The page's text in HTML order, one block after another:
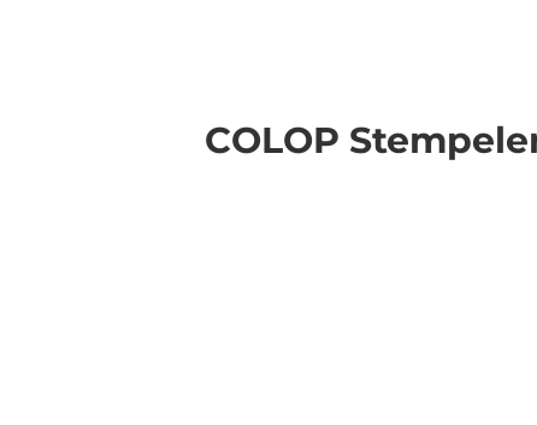
COLOP